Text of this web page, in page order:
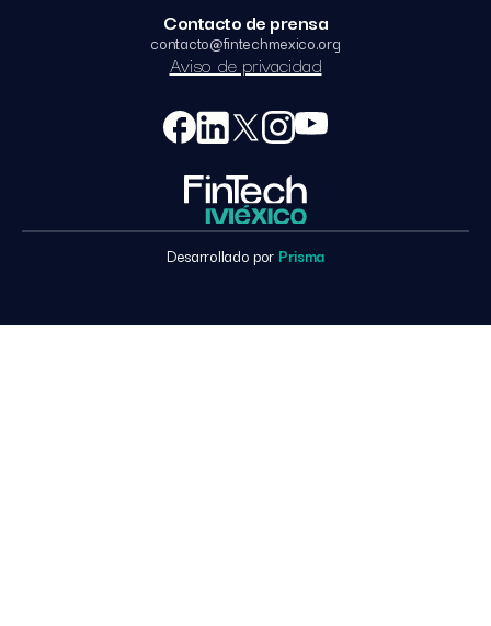
Contacto de prensa
contacto@fintechmexico.org
Aviso de privacidad
Desarrollado por Prisma